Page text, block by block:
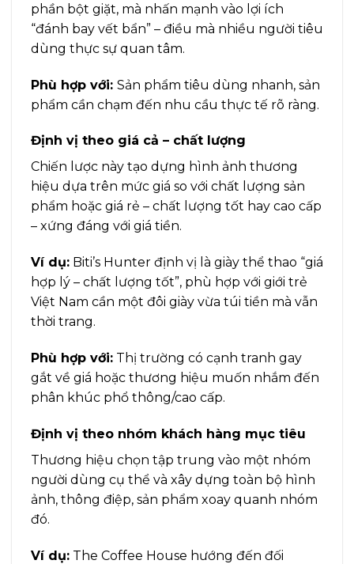
phần bột giặt, mà nhấn mạnh vào lợi ích
“đánh bay vết bẩn” – điều mà nhiều người tiêu
dùng thực sự quan tâm.
Phù hợp với: Sản phẩm tiêu dùng nhanh, sản
phẩm cần chạm đến nhu cầu thực tế rõ ràng.
Định vị theo giá cả – chất lượng
Chiến lược này tạo dựng hình ảnh thương
hiệu dựa trên mức giá so với chất lượng sản
phẩm hoặc giá rẻ – chất lượng tốt hay cao cấp
– xứng đáng với giá tiền.
Ví dụ: Biti’s Hunter định vị là giày thể thao “giá
hợp lý – chất lượng tốt”, phù hợp với giới trẻ
Việt Nam cần một đôi giày vừa túi tiền mà vẫn
thời trang.
Phù hợp với: Thị trường có cạnh tranh gay
gắt về giá hoặc thương hiệu muốn nhắm đến
phân khúc phổ thông/cao cấp.
Định vị theo nhóm khách hàng mục tiêu
Thương hiệu chọn tập trung vào một nhóm
người dùng cụ thể và xây dựng toàn bộ hình
ảnh, thông điệp, sản phẩm xoay quanh nhóm
đó.
Ví dụ: The Coffee House hướng đến đối